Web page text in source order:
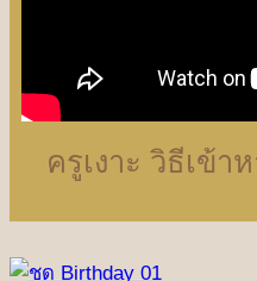
ครูเงาะ วิธีเข้